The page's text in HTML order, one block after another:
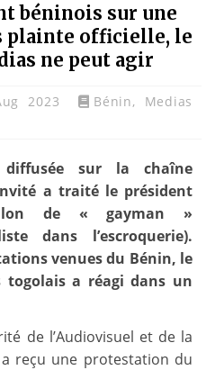
béninois sur une
plainte officielle, le
ne peut agir
2023 Bénin, Medias
diffusée sur la chaîne
a traité le président
de « gayman »
dans l’escroquerie).
venues du Bénin, le
togolais a réagi dans un
de l’Audiovisuel et de la
a reçu une protestation du